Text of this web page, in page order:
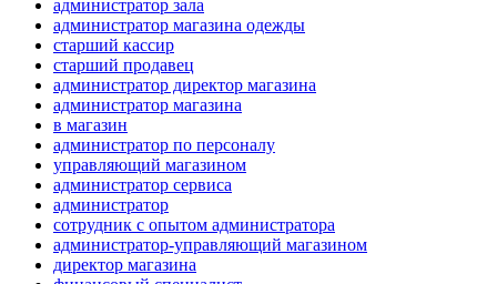
администратор зала
администратор магазина одежды
старший кассир
старший продавец
администратор директор магазина
администратор магазина
в магазин
администратор по персоналу
управляющий магазином
администратор сервиса
администратор
сотрудник с опытом администратора
администратор-управляющий магазином
директор магазина